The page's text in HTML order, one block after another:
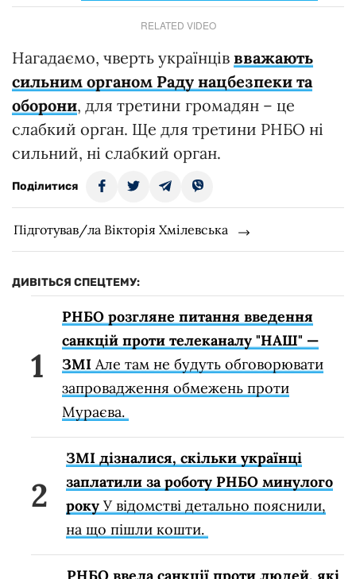
RELATED VIDEO
Нагадаємо, чверть українців вважають
сильним органом Раду нацбезпеки та
оборони, для третини громадян – це
слабкий орган. Ще для третини РНБО ні
сильний, ні слабкий орган.
Поділитися
Підготував/ла Вікторія Хмілевська
ДИВІТЬСЯ СПЕЦТЕМУ:
РНБО розгляне питання введення
санкцій проти телеканалу "НАШ" —
ЗМІ Але там не будуть обговорювати
запровадження обмежень проти
Мураєва.
ЗМІ дізналися, скільки українці
заплатили за роботу РНБО минулого
року У відомстві детально пояснили,
на що пішли кошти.
РНБО ввела санкції проти людей, які